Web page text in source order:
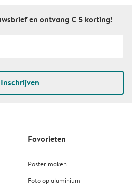
en ontvang € 5 korting!
Inschrijven
Favorieten
Poster maken
Foto op aluminium